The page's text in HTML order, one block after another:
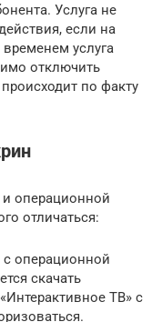
Услуга не
если на
услуга
отключить
по факту
и операционной
отличаться:
операционной
скачать
ТВ» с